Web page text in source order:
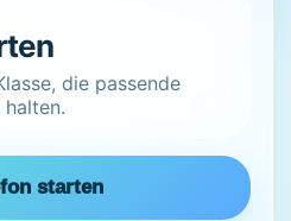
die passende
starten